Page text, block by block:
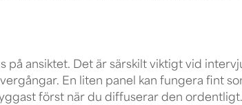
på ansiktet. Det är särskilt viktigt vid
En liten panel kan fungera fint
först när du diffuserar den ordentligt.